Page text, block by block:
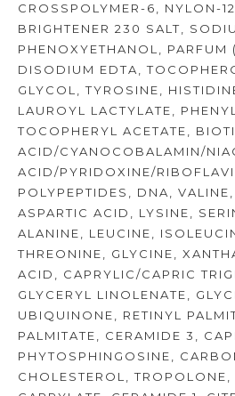
CROSSPOLYMER-6, NYLON-
BRIGHTENER 230 SALT,
PHENOXYETHANOL, PARFUM
DISODIUM EDTA,
GLYCOL, TYROSINE,
LAUROYL LACTYLATE,
TOCOPHERYL ACETATE,
ACID/CYANOCOBALAMIN/
ACID/PYRIDOXINE/
POLYPEPTIDES, DNA,
ASPARTIC ACID, LYSINE,
ALANINE, LEUCINE,
THREONINE, GLYCINE,
ACID, CAPRYLIC/CAPRIC
GLYCERYL LINOLENATE,
UBIQUINONE, RETINYL
PALMITATE, CERAMIDE 3,
PHYTOSPHINGOSINE,
CHOLESTEROL, TROPOLONE,